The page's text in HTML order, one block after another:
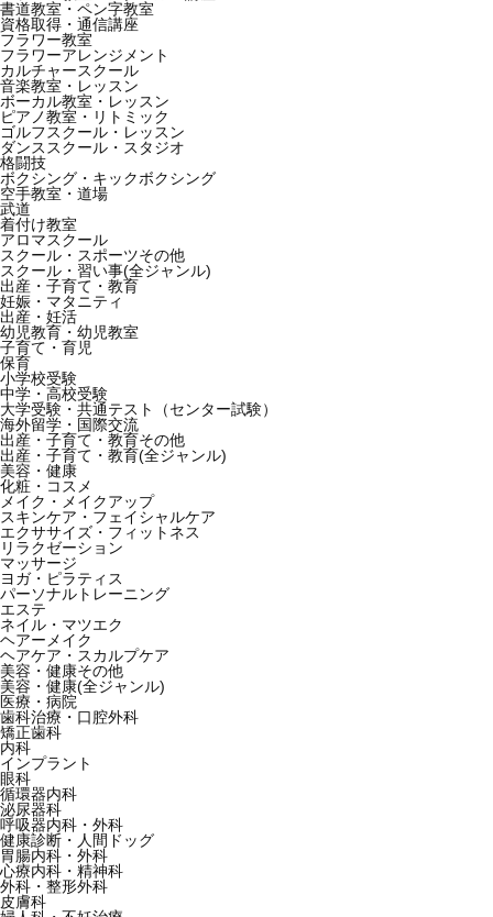
書道教室・ペン字教室
資格取得・通信講座
フラワー教室
フラワーアレンジメント
カルチャースクール
音楽教室・レッスン
ボーカル教室・レッスン
ピアノ教室・リトミック
ゴルフスクール・レッスン
ダンススクール・スタジオ
格闘技
ボクシング・キックボクシング
空手教室・道場
武道
着付け教室
アロマスクール
スクール・スポーツその他
スクール・習い事(全ジャンル)
出産・子育て・教育
妊娠・マタニティ
出産・妊活
幼児教育・幼児教室
子育て・育児
保育
小学校受験
中学・高校受験
大学受験・共通テスト（センター試験）
海外留学・国際交流
出産・子育て・教育その他
出産・子育て・教育(全ジャンル)
美容・健康
化粧・コスメ
メイク・メイクアップ
スキンケア・フェイシャルケア
エクササイズ・フィットネス
リラクゼーション
マッサージ
ヨガ・ピラティス
パーソナルトレーニング
エステ
ネイル・マツエク
ヘアーメイク
ヘアケア・スカルプケア
美容・健康その他
美容・健康(全ジャンル)
医療・病院
歯科治療・口腔外科
矯正歯科
内科
インプラント
眼科
循環器内科
泌尿器科
呼吸器内科・外科
健康診断・人間ドッグ
胃腸内科・外科
心療内科・精神科
外科・整形外科
皮膚科